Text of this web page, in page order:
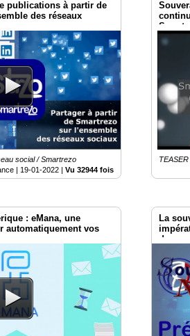
publications à partir de
des réseaux
social / Smartrezo
| 19-01-2022 |Vu 32944 fois
: eMana, une
automatiquement vos
La
des